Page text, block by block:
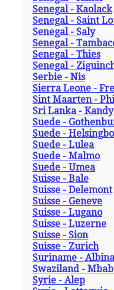
Senegal - Kaolack
Senegal - Saint
Senegal - Saly
Senegal -
Senegal - Thies
Senegal -
Serbie - Nis
Sierra Leone -
Sint Maarten -
Sri Lanka - Kandy
Suede -
Suede -
Suede - Lulea
Suede - Malmo
Suede - Umea
Suisse - Bale
Suisse - Delemont
Suisse - Geneve
Suisse - Lugano
Suisse - Luzerne
Suisse - Sion
Suisse - Zurich
Suriname - Albina
Swaziland -
Syrie - Alep